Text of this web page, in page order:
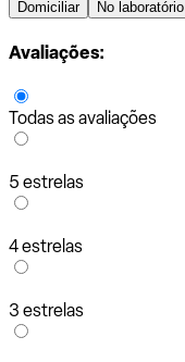
Domiciliar No laboratório
Avaliações:
Todas as avaliações
5 estrelas
4 estrelas
3 estrelas